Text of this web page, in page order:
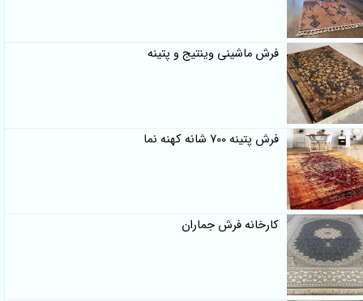
فرش ماشینی وینتیج و پتینه
فرش پتینه 700 شانه کهنه نما
کارخانه فرش جماران